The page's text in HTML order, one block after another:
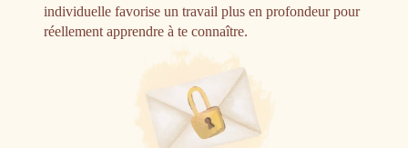
individuelle favorise un travail plus en profondeur pour
réellement apprendre à te connaître.